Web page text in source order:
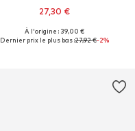
27,30 €
+2
Tailles disponibles: 55-60
À l'origine : 39,00 €
Dernier prix le plus bas :27,92 €-2%